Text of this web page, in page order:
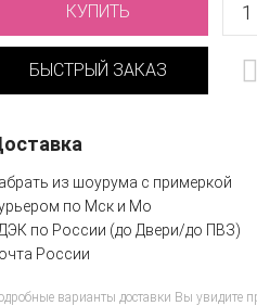
КУПИТЬ
БЫСТРЫЙ ЗАКАЗ
из шоурума с примеркой
по Мск и Мо
по России (до Двери/до ПВЗ)
России
варианты доставки Вы увидите